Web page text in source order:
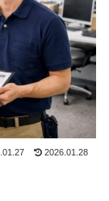
2026.01.28